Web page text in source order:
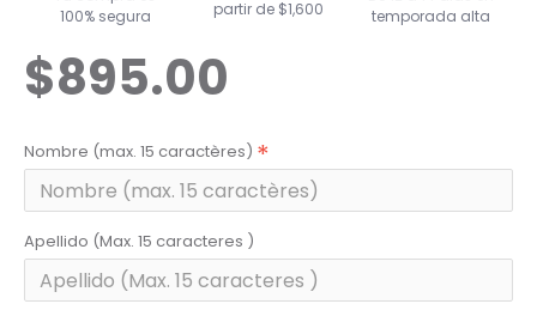
100% segura
partir de $1,600
temporada alta
$895.00
Nombre (max. 15 caractères)
Apellido (Max. 15 caracteres )